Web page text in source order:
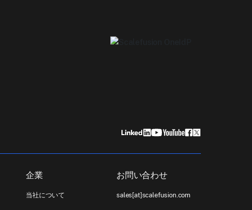
企業
当社について
お問い合わせ
sales[at]scalefusion.com